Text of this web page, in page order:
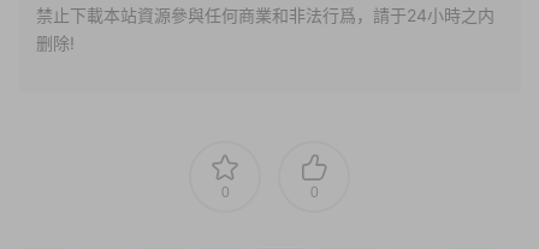
禁止下載本站資源參與任何商業和非法行爲，請于24小時之内
删除!
0 0